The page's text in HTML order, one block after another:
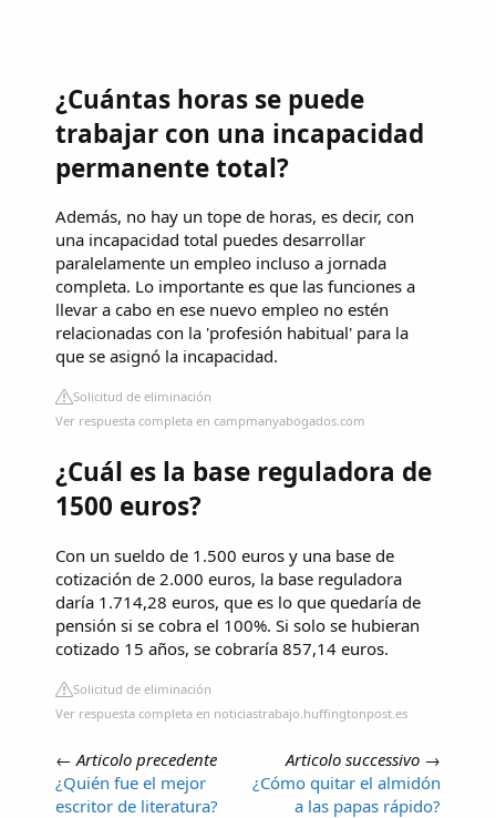
¿Cuántas horas se puede
trabajar con una incapacidad
permanente total?
Además, no hay un tope de horas, es decir, con
una incapacidad total puedes desarrollar
paralelamente un empleo incluso a jornada
completa. Lo importante es que las funciones a
llevar a cabo en ese nuevo empleo no estén
relacionadas con la 'profesión habitual' para la
que se asignó la incapacidad.
Solicitud de eliminación
Ver respuesta completa en campmanyabogados.com
¿Cuál es la base reguladora de
1500 euros?
Con un sueldo de 1.500 euros y una base de
cotización de 2.000 euros, la base reguladora
daría 1.714,28 euros, que es lo que quedaría de
pensión si se cobra el 100%. Si solo se hubieran
cotizado 15 años, se cobraría 857,14 euros.
Solicitud de eliminación
Ver respuesta completa en noticiastrabajo.huffingtonpost.es
← Articolo precedente
¿Quién fue el mejor
escritor de literatura?
Articolo successivo →
¿Cómo quitar el almidón
a las papas rápido?